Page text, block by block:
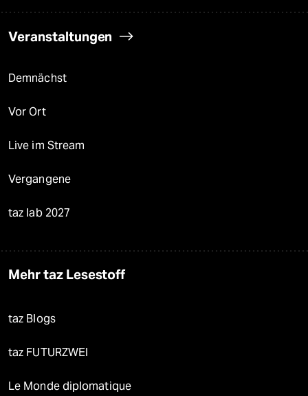
Veranstaltungen
Demnächst
Vor Ort
Live im Stream
Vergangene
taz lab 2027
Mehr taz Lesestoff
taz Blogs
taz FUTURZWEI
Le Monde diplomatique